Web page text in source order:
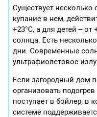
Существует
купание в нем,
+23°С, а для детей –
солнца. Есть
дни. Современные
ультрафиолетовое
Если загородный дом
организовать
поступает в бойлер, в
системе